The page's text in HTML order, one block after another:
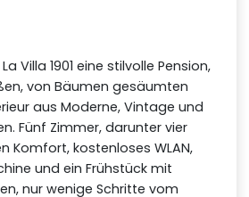
Villa 1901 eine stilvolle Pension,
von Bäumen gesäumten
aus Moderne, Vintage und
Fünf Zimmer, darunter vier
Komfort, kostenloses WLAN,
und ein Frühstück mit
nur wenige Schritte vom